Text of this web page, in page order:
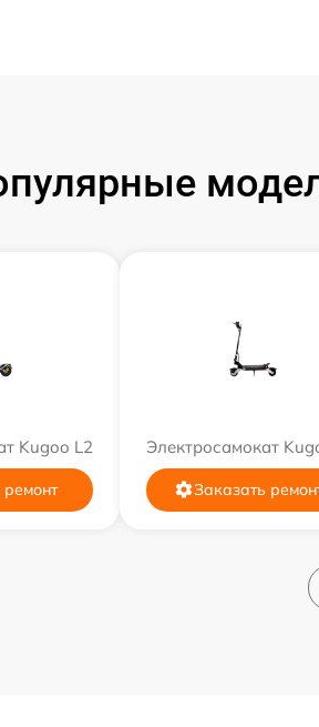
Kugoo L2 Электросамокат
Заказать